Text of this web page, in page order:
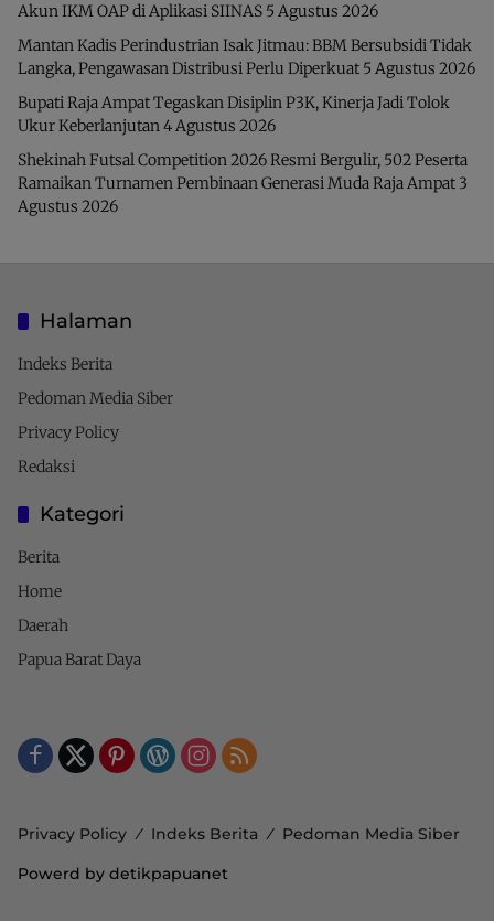
Akun IKM OAP di Aplikasi SIINAS 5 Agustus 2026
Mantan Kadis Perindustrian Isak Jitmau: BBM Bersubsidi Tidak
Langka, Pengawasan Distribusi Perlu Diperkuat 5 Agustus 2026
Bupati Raja Ampat Tegaskan Disiplin P3K, Kinerja Jadi Tolok
Ukur Keberlanjutan4 Agustus 2026
Shekinah Futsal Competition 2026 Resmi Bergulir, 502 Peserta
Ramaikan Turnamen Pembinaan Generasi Muda Raja Ampat 3
Agustus 2026
Halaman
Indeks Berita
Pedoman Media Siber
Privacy Policy
Redaksi
Kategori
Berita
Home
Daerah
Papua Barat Daya
Privacy Policy Indeks Berita
Pedoman Media Siber
Powerd by detikpapuanet